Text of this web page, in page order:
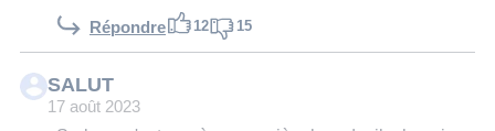
Répondre 12 15
SALUT
17 août 2023